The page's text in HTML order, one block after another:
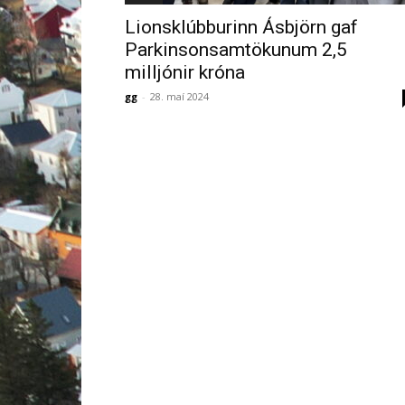
Lionsklúbburinn Ásbjörn gaf
Parkinsonsamtökunum 2,5
milljónir króna
gg - 28. maí 2024